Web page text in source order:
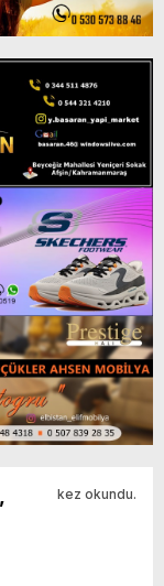
kez okundu.